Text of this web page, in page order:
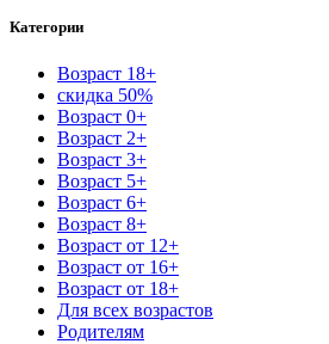
Категории
Возраст 18+
скидка 50%
Возраст 0+
Возраст 2+
Возраст 3+
Возраст 5+
Возраст 6+
Возраст 8+
Возраст от 12+
Возраст от 16+
Возраст от 18+
Для всех возрастов
Родителям